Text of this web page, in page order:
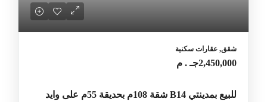
شقق, عقارات سكنية
2,450,000جـ . م
للبيع بمدينتي B14 شقة 108م بحديقة 55م على وايد